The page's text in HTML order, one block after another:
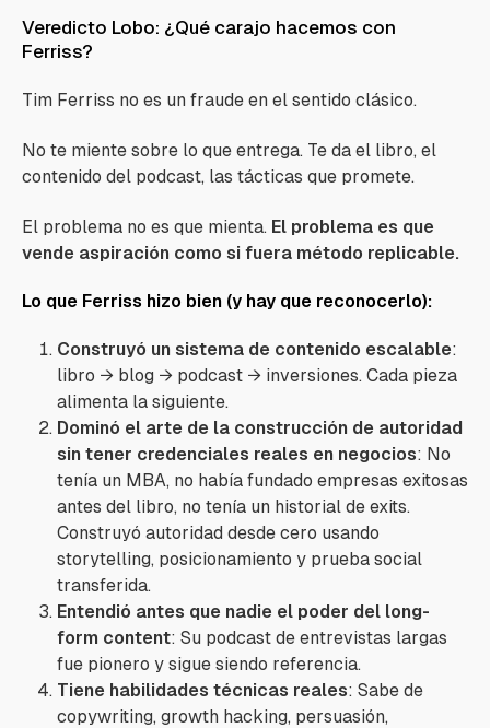
Veredicto Lobo: ¿Qué carajo hacemos con
Ferriss?
Tim Ferriss no es un fraude en el sentido clásico.
No te miente sobre lo que entrega. Te da el libro, el
contenido del podcast, las tácticas que promete.
El problema no es que mienta. El problema es que
vende aspiración como si fuera método replicable.
Lo que Ferriss hizo bien (y hay que reconocerlo):
Construyó un sistema de contenido escalable:
libro → blog → podcast → inversiones. Cada pieza
alimenta la siguiente.
Dominó el arte de la construcción de autoridad
sin tener credenciales reales en negocios: No
tenía un MBA, no había fundado empresas exitosas
antes del libro, no tenía un historial de exits.
Construyó autoridad desde cero usando
storytelling, posicionamiento y prueba social
transferida.
Entendió antes que nadie el poder del long-
form content: Su podcast de entrevistas largas
fue pionero y sigue siendo referencia.
Tiene habilidades técnicas reales: Sabe de
copywriting, growth hacking, persuasión,